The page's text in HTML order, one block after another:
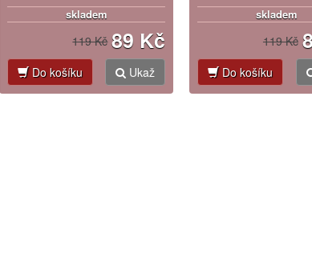
skladem
89 Kč
119 Kč
Do košíku
Ukaž
skladem
119 Kč
Do košíku